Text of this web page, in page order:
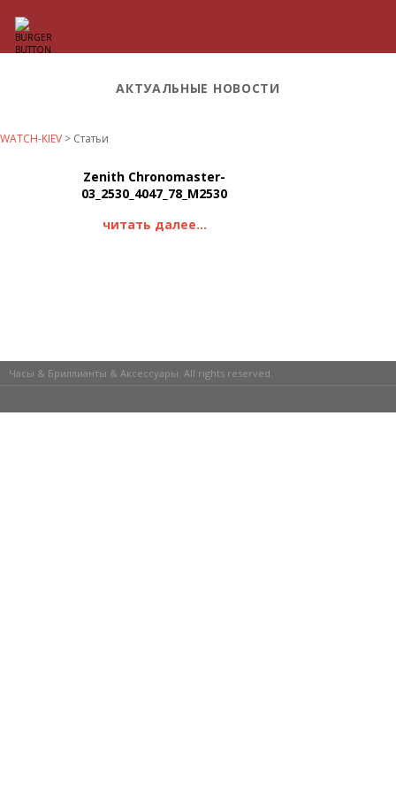
АКТУАЛЬНЫЕ НОВОСТИ
WATCH-KIEV > Статьи
Zenith Chronomaster-
03_2530_4047_78_M2530
читать далее...
Часы & Бриллианты & Аксессуары. All rights reserved.